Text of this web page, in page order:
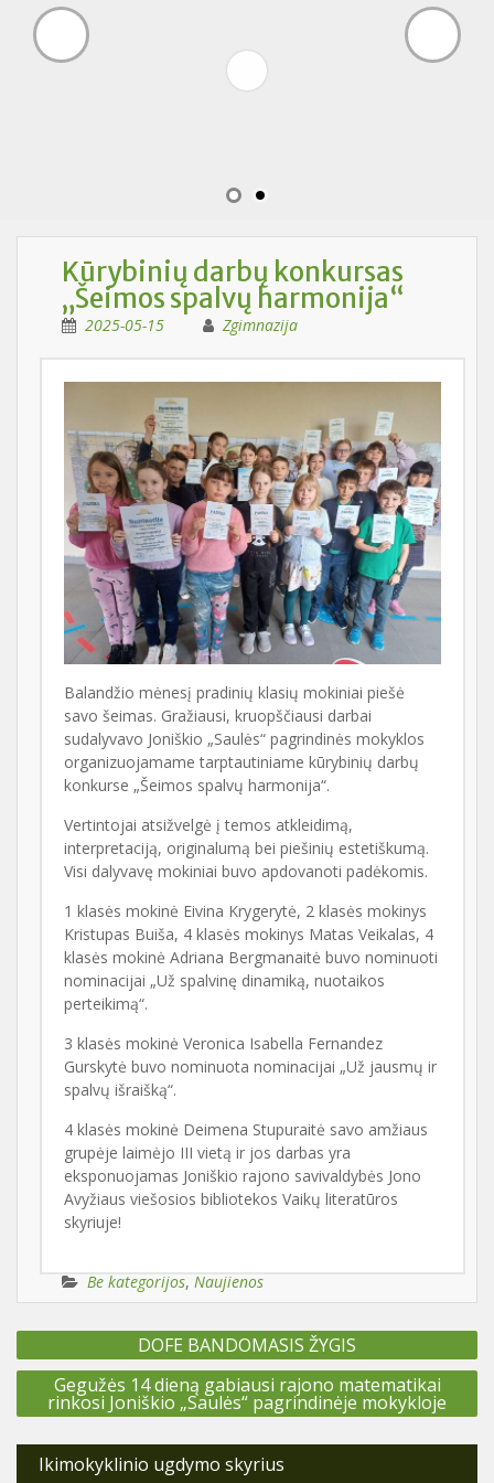
Kūrybinių darbų konkursas
„Šeimos spalvų harmonija“
2025-05-15 Zgimnazija
Balandžio mėnesį pradinių klasių mokiniai piešė
savo šeimas. Gražiausi, kruopščiausi darbai
sudalyvavo Joniškio „Saulės“ pagrindinės mokyklos
organizuojamame tarptautiniame kūrybinių darbų
konkurse „Šeimos spalvų harmonija“.
Vertintojai atsižvelgė į temos atkleidimą,
interpretaciją, originalumą bei piešinių estetiškumą.
Visi dalyvavę mokiniai buvo apdovanoti padėkomis.
1 klasės mokinė Eivina Krygerytė, 2 klasės mokinys
Kristupas Buiša, 4 klasės mokinys Matas Veikalas, 4
klasės mokinė Adriana Bergmanaitė buvo nominuoti
nominacijai „Už spalvinę dinamiką, nuotaikos
perteikimą“.
3 klasės mokinė Veronica Isabella Fernandez
Gurskytė buvo nominuota nominacijai „Už jausmų ir
spalvų išraišką“.
4 klasės mokinė Deimena Stupuraitė savo amžiaus
grupėje laimėjo III vietą ir jos darbas yra
eksponuojamas Joniškio rajono savivaldybės Jono
Avyžiaus viešosios bibliotekos Vaikų literatūros
skyriuje!
Be kategorijos, Naujienos
Navigacija
įrašų
DOFE BANDOMASIS ŽYGIS
Gegužės 14 dieną gabiausi rajono matematikai
rinkosi Joniškio „Saulės“ pagrindinėje mokykloje
Ikimokyklinio ugdymo skyrius
Nuo 2026 m. kovo 2 d. prasideda centralizuotas mokinių
priėmimas į Joniškio r. Žagarės gimnaziją, prašymai bus
priimami per Centralizuotą priėmimo informacinę sistemą
(CPIS).